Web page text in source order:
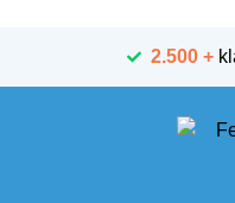
2.500 +